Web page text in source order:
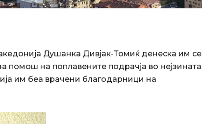
Душанка Дивјак-Томиќ денеска им се
помош на поплавените подрачја во нејзината
им беа врачени благодарници на